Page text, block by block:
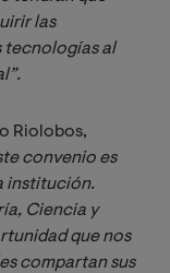
las
tecnologías al
Riolobos,
convenio es
institución.
Ciencia y
que nos
compartan sus